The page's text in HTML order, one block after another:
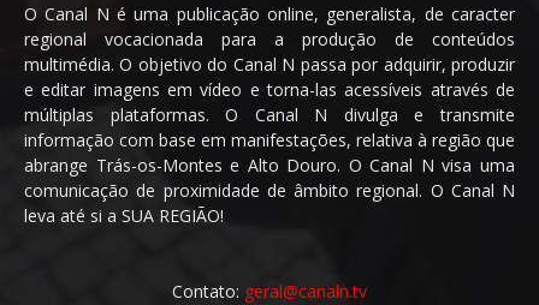
O Canal N é uma publicação online, generalista, de caracter
regional vocacionada para a produção de conteúdos
multimédia. O objetivo do Canal N passa por adquirir, produzir
e editar imagens em vídeo e torna-las acessíveis através de
múltiplas plataformas. O Canal N divulga e transmite
informação com base em manifestações, relativa à região que
abrange Trás-os-Montes e Alto Douro. O Canal N visa uma
comunicação de proximidade de âmbito regional. O Canal N
leva até si a SUA REGIÃO!
Contato: geral@canaln.tv